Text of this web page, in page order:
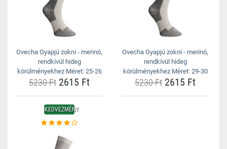
Ovecha Gyapjú zokni - merinó,
rendkívül hideg
körülményekhez Méret: 25-26
5230 Ft 2615 Ft
Ovecha Gyapjú zokni - merinó,
rendkívül hideg
körülményekhez Méret: 29-30
5230 Ft 2615 Ft
KEDVEZMÉNY